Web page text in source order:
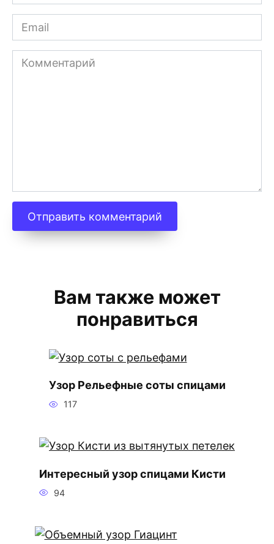
Email
Комментарий
Вам также может
понравиться
Узор Рельефные соты спицами
117
Интересный узор спицами Кисти
94